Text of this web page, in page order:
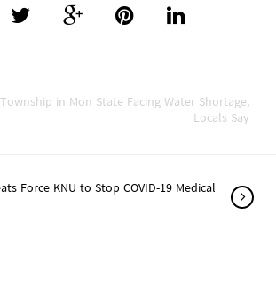
in Mon State Facing Water Shortage,
Locals Say
Force KNU to Stop COVID-19 Medical